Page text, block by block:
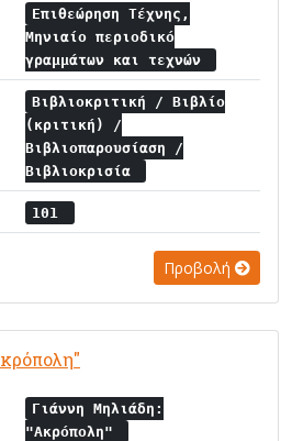
Επιθεώρηση Τέχνης,
Μηνιαίο περιοδικό
γραμμάτων και τεχνών
Βιβλιοκριτική / Βιβλίο
(κριτική) /
Βιβλιοπαρουσίαση /
Βιβλιοκρισία
101
Προβολή
Γιάννη Μηλιάδη:
"Ακρόπολη"